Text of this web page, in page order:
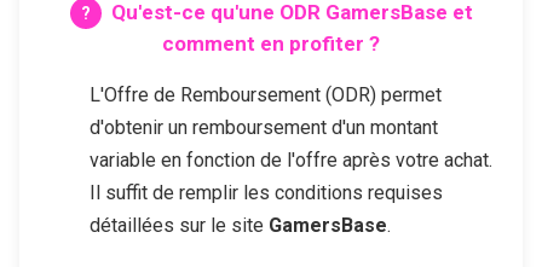
Qu'est-ce qu'une ODR GamersBase et
comment en profiter ?
L'Offre de Remboursement (ODR) permet
d'obtenir un remboursement d'un montant
variable en fonction de l'offre après votre achat.
Il suffit de remplir les conditions requises
détaillées sur le site GamersBase.